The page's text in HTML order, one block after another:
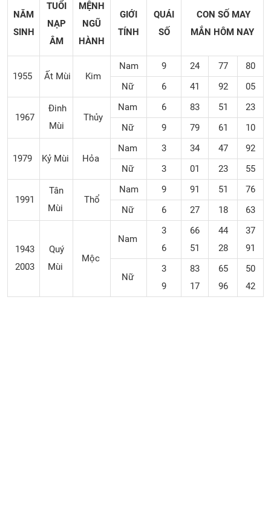
NĂM
SINH
TUỔI
NẠP
ÂM
MỆNH
NGŨ
HÀNH
GIỚI
TÍNH
QUÁI
SỐ
CON SỐ MAY
MẮN HÔM NAY
1955 Ất Mùi Kim
Nam 9 24 77
80
Nữ
6 41 92 05
1967
Đinh
Mùi
Thủy
Nam 6 83 51
23
Nữ
9 79 61 10
1979 Kỷ Mùi Hỏa
Nam 3 34 47
92
Nữ
3 01 23 55
1991
Tân
Mùi
Thổ
Nam 9 91 51
76
Nữ
6 27 18 63
1943
2003
Quý
Mùi
Mộc
Nam
3
6
66
51
44
28
37
91
Nữ
3
9
83
17
65
96
50
42